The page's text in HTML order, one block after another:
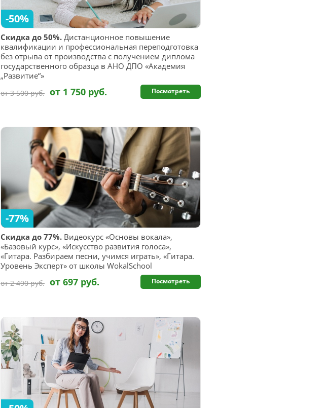
Скидка до 50%. Дистанционное повышение
квалификации и профессиональная переподготовка
без отрыва от производства с получением диплома
государственного образца в АНО ДПО «Академия
„Развитие“»
-50%
от 3 500 руб. от 1 750 руб. Посмотреть
Скидка до 77%. Видеокурс «Основы вокала»,
«Базовый курс», «Искусство развития голоса»,
«Гитара. Разбираем песни, учимся играть», «Гитара.
Уровень Эксперт» от школы WokalSchool
-77%
от 2 490 руб. от 697 руб. Посмотреть